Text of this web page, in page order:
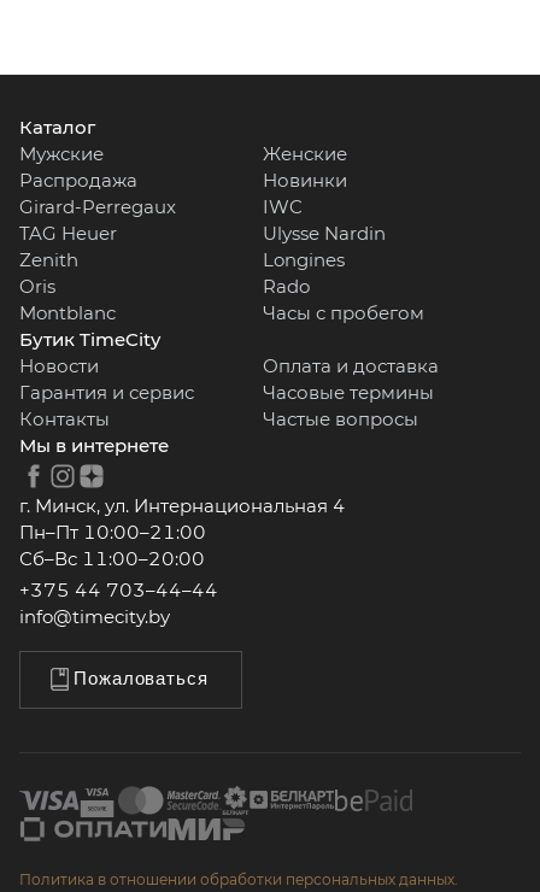
Каталог
Мужские
Женские
Распродажа
Новинки
Girard-Perregaux
IWC
TAG Heuer
Ulysse Nardin
Zenith
Longines
Oris
Rado
Montblanc
Часы с пробегом
Бутик TimeCity
Новости
Оплата и доставка
Гарантия и сервис
Часовые термины
Контакты
Частые вопросы
Мы в интернете
г. Минск, ул. Интернациональная 4
Пн–Пт 10:00–21:00
Сб–Вс 11:00–20:00
+375 44 703–44–44
info@timecity.by
Пожаловаться
Политика в отношении обработки персональных данных.